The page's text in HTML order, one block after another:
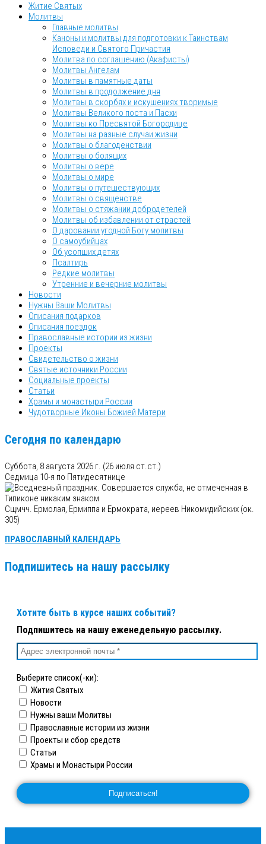
Житие Святых
Молитвы
Главные молитвы
Каноны и молитвы для подготовки к Таинствам
Исповеди и Святого Причастия
Молитва по соглашению (Акафисты)
Молитвы Ангелам
Молитвы в памятные даты
Молитвы в продолжение дня
Молитвы в скорбях и искушениях творимые
Молитвы Великого поста и Пасхи
Молитвы ко Пресвятой Богородице
Молитвы на разные случаи жизни
Молитвы о благоденствии
Молитвы о болящих
Молитвы о вере
Молитвы о мире
Молитвы о путешествующих
Молитвы о священстве
Молитвы о стяжании добродетелей
Молитвы об избавлении от страстей
О даровании угодной Богу молитвы
О самоубийцах
Об усопших детях
Псалтирь
Редкие молитвы
Утренние и вечерние молитвы
Новости
Нужны Ваши Молитвы
Описания подарков
Описания поездок
Православные истории из жизни
Проекты
Свидетельство о жизни
Святые источники России
Социальные проекты
Статьи
Храмы и монастыри России
Чудотворные Иконы Божией Матери
Сегодня по календарю
Суббота, 8 августа 2026 г. (26 июля ст.ст.)
Седмица 10-я по Пятидесятнице
Сщмчч. Ермолая, Ермиппа и Ермократа, иереев Никомидийских (ок.
305)
ПРАВОСЛАВНЫЙ КАЛЕНДАРЬ
Подпишитесь на нашу рассылку
Хотите быть в курсе наших событий?
Подпишитесь на нашу еженедельную рассылку.
Выберите список(-ки):
Жития Святых
Новости
Нужны ваши Молитвы
Православные истории из жизни
Проекты и сбор средств
Статьи
Храмы и Монастыри России